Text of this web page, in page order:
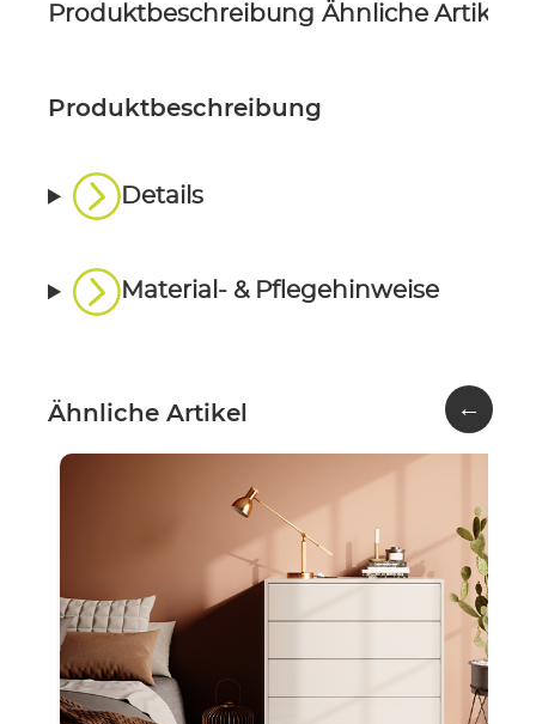
Produktbeschreibung Ähnliche Artikel
Produktbeschreibung
Details
Material- & Pflegehinweise
Ähnliche Artikel ←